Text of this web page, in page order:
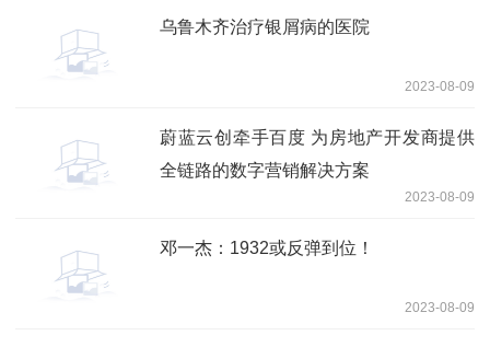
乌鲁木齐治疗银屑病的医院
2023-08-09
蔚蓝云创牵手百度 为房地产开发商提供
全链路的数字营销解决方案
2023-08-09
邓一杰：1932或反弹到位！
2023-08-09